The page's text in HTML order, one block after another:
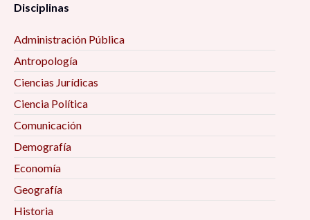
Disciplinas
Administración Pública
Antropología
Ciencias Jurídicas
Ciencia Política
Comunicación
Demografía
Economía
Geografía
Historia